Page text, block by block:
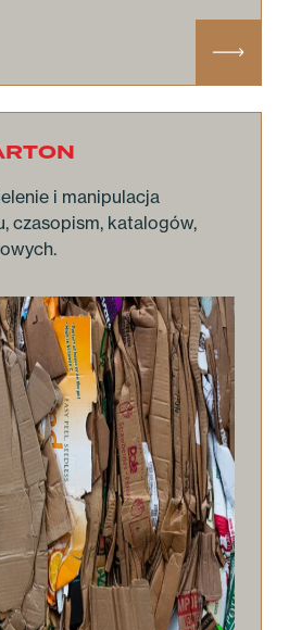
i manipulacja
czasopism, katalogów,